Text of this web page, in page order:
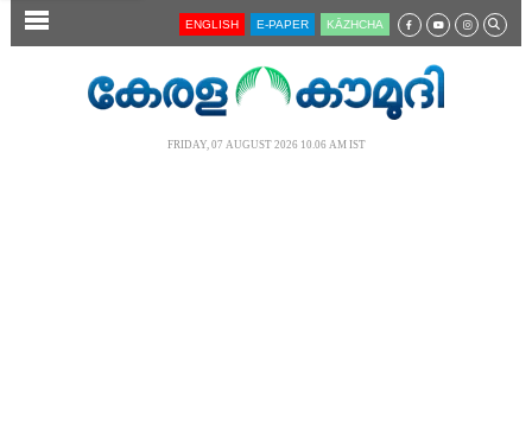
SECTIONS ENGLISH E-PAPER KĀZHCHA
FRIDAY, 07 AUGUST 2026 10.06 AM IST